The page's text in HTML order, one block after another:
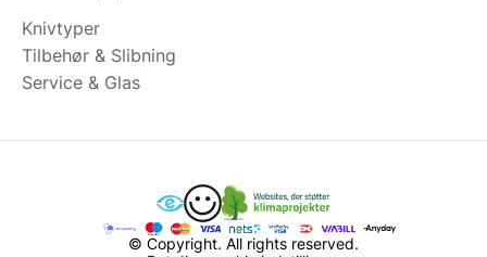
Knivtyper
Tilbehør & Slibning
Service & Glas
© Copyright. All rights reserved.